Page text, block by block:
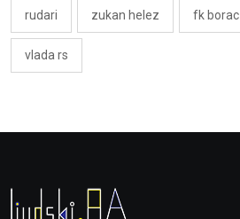
rudari zukan helez fk borac
vlada rs